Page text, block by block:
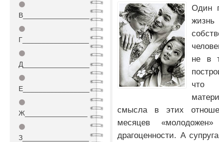
⚫
В_________________
⚫
Г_________________
⚫
Д_________________
⚫
Е_________________
⚫
Ж________________
⚫
З_________________
Один
не в
что
смысла в этих
месяцев
драгоценности. А